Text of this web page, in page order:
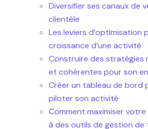
Diversifier ses canaux de
clientèle
Les leviers d’optimisation
croissance d’une activité
Construire des stratégies
et cohérentes pour son
Créer un tableau de bord
piloter son activité
Comment maximiser
à des outils de gestion de